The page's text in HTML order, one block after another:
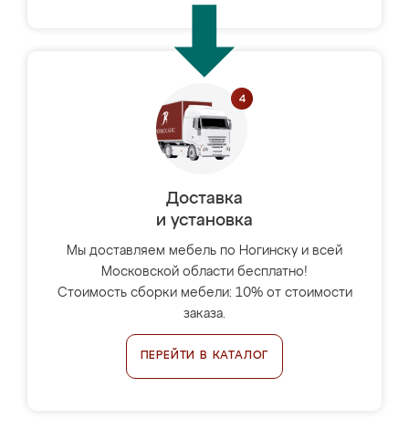
Доставка
и установка
Мы доставляем мебель по Ногинску и всей
Московской области бесплатно!
Стоимость сборки мебели: 10% от стоимости
заказа.
ПЕРЕЙТИ В КАТАЛОГ